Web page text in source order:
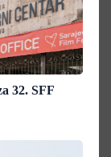
32. SFF